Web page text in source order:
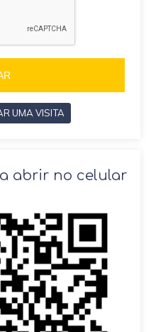
UMA VISITA
abrir no celular